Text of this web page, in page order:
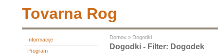
Tovarna Rog
Informacije
Program
Domov » Dogodki
Dogodki - Filter: Dogodek